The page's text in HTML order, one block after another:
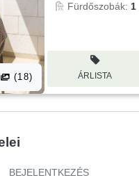
(18)
Fürdőszobák: 1
ÁRLISTA
BEJELENTKEZÉS